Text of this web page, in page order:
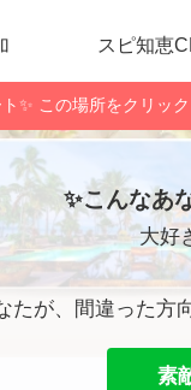
スピ知恵
✨ この場所をクリッ
✨こんなあ
大好
たが、間違った方
素